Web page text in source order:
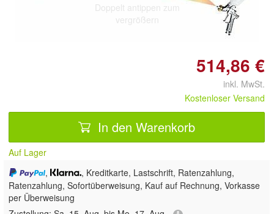
Doppelt antippen zum
vergrößern
514,86 €
inkl. MwSt.
Kostenloser Versand
In den Warenkorb
Auf Lager
,
, Kreditkarte, Lastschrift, Ratenzahlung,
Ratenzahlung, Sofortüberweisung, Kauf auf Rechnung, Vorkasse
per Überweisung